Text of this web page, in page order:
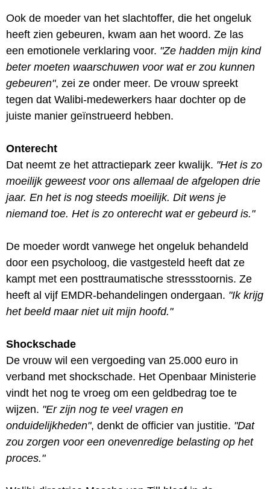
Ook de moeder van het slachtoffer, die het ongeluk
heeft zien gebeuren, kwam aan het woord. Ze las
een emotionele verklaring voor. "Ze hadden mijn kind
beter moeten waarschuwen voor wat er zou kunnen
gebeuren", zei ze onder meer. De vrouw spreekt
tegen dat Walibi-medewerkers haar dochter op de
juiste manier geïnstrueerd hebben.
Onterecht
Dat neemt ze het attractiepark zeer kwalijk. "Het is zo
moeilijk geweest voor ons allemaal de afgelopen drie
jaar. En het is nog steeds moeilijk. Dit wens je
niemand toe. Het is zo onterecht wat er gebeurd is."
De moeder wordt vanwege het ongeluk behandeld
door een psycholoog, die vastgesteld heeft dat ze
kampt met een posttraumatische stressstoornis. Ze
heeft al vijf EMDR-behandelingen ondergaan. "Ik krijg
het beeld maar niet uit mijn hoofd."
Shockschade
De vrouw wil een vergoeding van 25.000 euro in
verband met shockschade. Het Openbaar Ministerie
vindt het nog te vroeg om een geldbedrag toe te
wijzen. "Er zijn nog te veel vragen en
onduidelijkheden", denkt de officier van justitie. "Dat
zou zorgen voor een onevenredige belasting op het
proces."